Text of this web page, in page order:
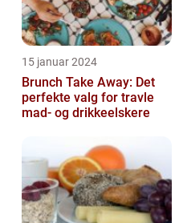
15 januar 2024
Brunch Take Away: Det
perfekte valg for travle
mad- og drikkeelskere